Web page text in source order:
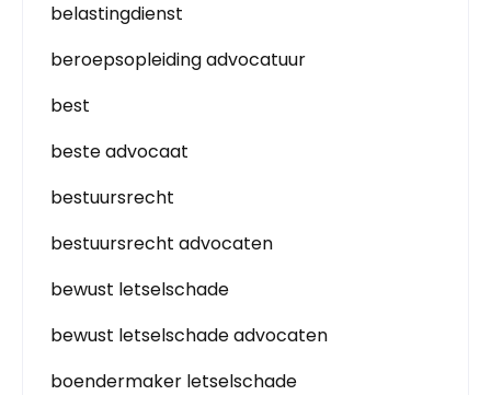
belastingdienst
beroepsopleiding advocatuur
best
beste advocaat
bestuursrecht
bestuursrecht advocaten
bewust letselschade
bewust letselschade advocaten
boendermaker letselschade